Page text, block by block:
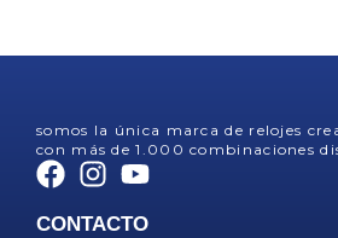
somos la única marca de relojes
con más de 1.000 combinaciones
CONTACTO